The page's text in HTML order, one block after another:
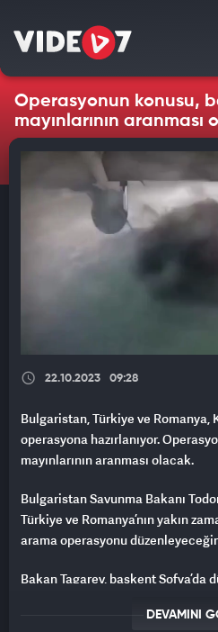
Operasyonun konusu,
mayınlarının aranması
22.10.2023 09:28
Bulgaristan, Türkiye ve Romanya,
operasyona hazırlanıyor.
mayınlarının aranması olacak.
Bulgaristan Savunma Bakanı
Türkiye ve Romanya’nın yakın
arama operasyonu
Bakan Tagarev, başkent Sofya’da
DEVAMINI